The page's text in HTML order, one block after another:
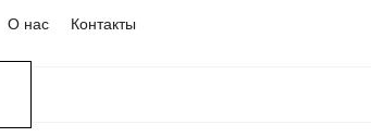
О нас Контакты